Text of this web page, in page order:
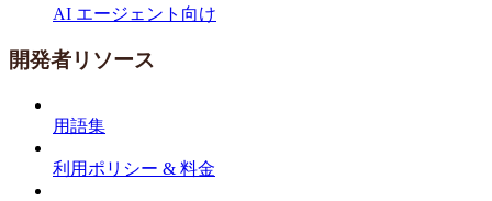
AI エージェント向け
開発者リソース
用語集
利用ポリシー & 料金